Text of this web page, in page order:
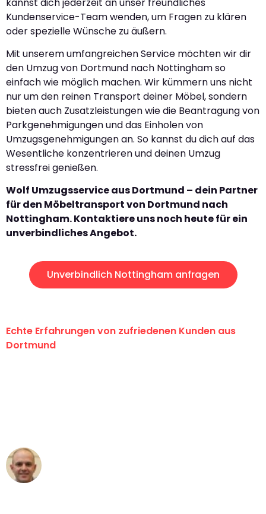
Kundenservice-Team wenden, um Fragen zu klären
oder spezielle Wünsche zu äußern.
Mit unserem umfangreichen Service möchten wir dir
den Umzug von Dortmund nach Nottingham so
einfach wie möglich machen. Wir kümmern uns nicht
nur um den reinen Transport deiner Möbel, sondern
bieten auch Zusatzleistungen wie die Beantragung von
Parkgenehmigungen und das Einholen von
Umzugsgenehmigungen an. So kannst du dich auf das
Wesentliche konzentrieren und deinen Umzug
stressfrei genießen.
Wolf Umzugsservice aus Dortmund – dein Partner
für den Möbeltransport von Dortmund nach
Nottingham. Kontaktiere uns noch heute für ein
unverbindliches Angebot.
Unverbindlich Nottingham anfragen
Echte Erfahrungen von zufriedenen Kunden aus
Dortmund